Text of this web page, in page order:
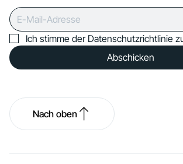
Ich stimme der Datenschutzrichtlinie
Abschicken
Nach oben